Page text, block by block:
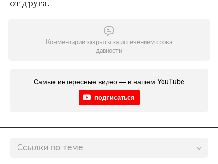
от друга.
Комментарии закрыты за истечением срока
давности
Самые интересные видео — в нашем YouTube
подписаться
Ссылки по теме